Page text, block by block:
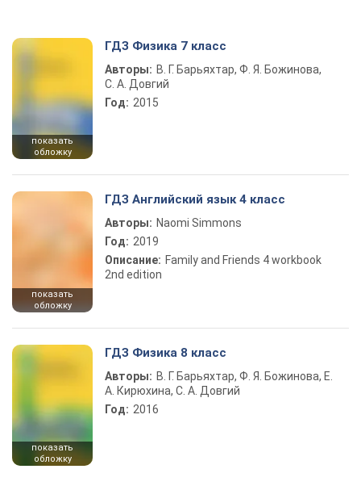
показать
обложку
ГДЗ Физика 7 класс
Авторы: В. Г. Барьяхтар, Ф. Я. Божинова,
С. А. Довгий
Год: 2015
показать
обложку
ГДЗ Английский язык 4 класс
Авторы: Naomi Simmons
Год: 2019
Описание: Family and Friends 4 workbook
2nd edition
показать
обложку
ГДЗ Физика 8 класс
Авторы: В. Г. Барьяхтар, Ф. Я. Божинова, Е.
А. Кирюхина, С. А. Довгий
Год: 2016